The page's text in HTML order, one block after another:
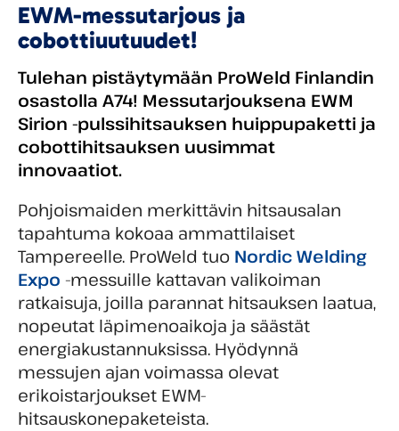
EWM-messutarjous ja
cobottiuutuudet!
Tulehan pistäytymään ProWeld Finlandin
osastolla A74! Messutarjouksena EWM
Sirion -pulssihitsauksen huippupaketti ja
cobottihitsauksen uusimmat
innovaatiot.
Pohjoismaiden merkittävin hitsausalan
tapahtuma kokoaa ammattilaiset
Tampereelle. ProWeld tuo Nordic Welding
Expo -messuille kattavan valikoiman
ratkaisuja, joilla parannat hitsauksen laatua,
nopeutat läpimenoaikoja ja säästät
energiakustannuksissa. Hyödynnä
messujen ajan voimassa olevat
erikoistarjoukset EWM-
hitsauskonepaketeista.